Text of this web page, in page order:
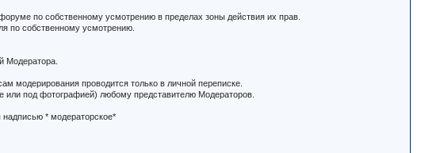
по собственному усмотрению в пределах зоны действия их прав.
по собственному усмотрению.
Модератора.
модерирования проводится только в личной переписке.
или под фотографией) любому представителю Модераторов.
* модераторское*